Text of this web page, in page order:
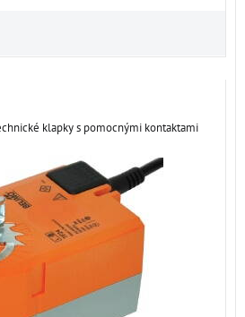
klapky s pomocnými kontaktami